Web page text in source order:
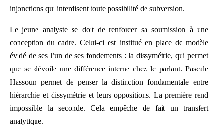
injonctions qui interdisent toute possibilité de subversion.
Le jeune analyste se doit de renforcer sa soumission à une
conception du cadre. Celui-ci est institué en place de modèle
évidé de ses l’un de ses fondements : la dissymétrie, qui permet
que se dévoile une différence interne chez le parlant. Pascale
Hassoun permet de penser la distinction fondamentale entre
hiérarchie et dissymétrie et leurs oppositions. La première rend
impossible la seconde. Cela empêche de fait un transfert
analytique.